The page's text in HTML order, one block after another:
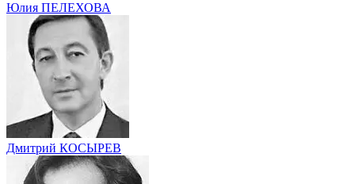
Юлия ПЕЛЕХОВА
Дмитрий КОСЫРЕВ